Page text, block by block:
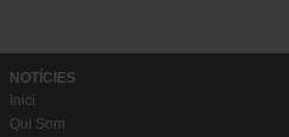
NOTÍCIES
Inici
Qui Som